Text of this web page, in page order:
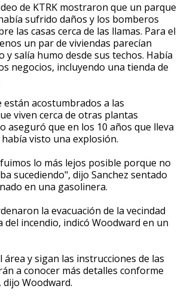
de KTRK mostraron que un parque
sufrido daños y los bomberos
las casas cerca de las llamas. Para el
un par de viviendas parecían
y salía humo desde sus techos. Había
negocios, incluyendo una tienda de
están acostumbrados a las
viven cerca de otras plantas
aseguró que en los 10 años que lleva
visto una explosión.
lo más lejos posible porque no
sucediendo", dijo Sanchez sentado
en una gasolinera.
la evacuación de la vecindad
del incendio, indicó Woodward en un
y sigan las instrucciones de las
a conocer más detalles conforme
Woodward.